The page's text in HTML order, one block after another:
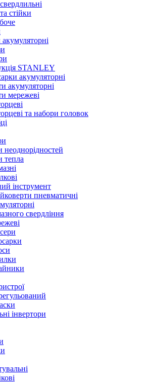
стійки
STANLEY
акумуляторні
акумуляторні
мережеві
та набори головок
неоднорідностей
тепла
інструмент
пневматичні
свердління
інвертори